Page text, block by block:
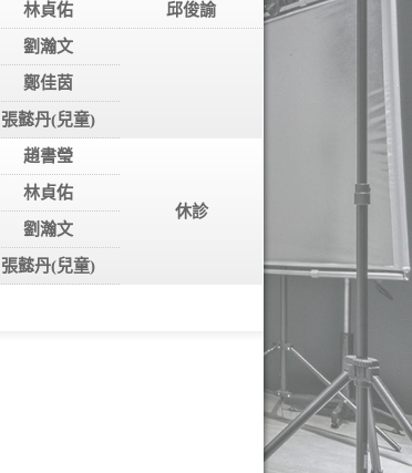
林貞佑
劉瀚文
鄭佳茵
張懿丹(兒童)
邱俊諭
趙書瑩
林貞佑
劉瀚文
張懿丹(兒童)
休診